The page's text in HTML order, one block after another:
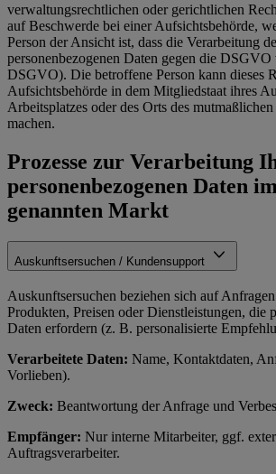
verwaltungsrechtlichen oder gerichtlichen
auf Beschwerde bei einer Aufsichtsbehörde,
Person der Ansicht ist, dass die Verarbeitung
personenbezogenen Daten gegen die
DSGVO). Die betroffene Person kann dieses
Aufsichtsbehörde in dem Mitgliedstaat ihres
Arbeitsplatzes oder des Orts des
machen.
Prozesse zur Verarbeitung
personenbezogenen Daten
genannten Markt
Auskunftsersuchen / Kundensupport
Auskunftsersuchen beziehen sich auf
Produkten, Preisen oder Dienstleistungen, die
Daten erfordern (z. B. personalisierte
Verarbeitete Daten: Name, Kontaktdaten,
Vorlieben).
Zweck: Beantwortung der Anfrage und
Empfänger: Nur interne Mitarbeiter, ggf.
Auftragsverarbeiter.